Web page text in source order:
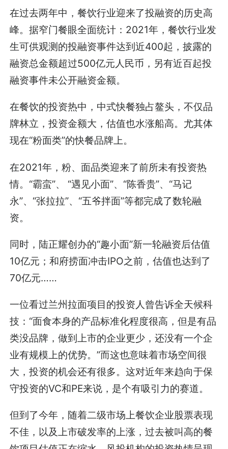
在过去两年中，餐饮行业迎来了投融资的历史高
峰。据窄门餐眼全面统计：2021年，餐饮行业发
生可供观测的投融资事件达到近400起，披露的
融资总金额超过500亿元人民币，另有近百起投
融资事件未公开融资金额。
在餐饮的投资热中，中式快餐独占鳌头，不仅品
牌林立，投资金额大，估值也水涨船高。尤其体
现在“粉面类”的快餐品牌上。
在2021年，粉、面品类迎来了前所未有投资热
情。“霸蛮”、 “遇见小面”、“陈香贵”、“马记
永”、“张拉拉”、“五爷拌面”等都完成了数轮融
资。
同时，陆正耀创办的“趣小面”新一轮融资后估值
10亿元；和府捞面冲击IPO之前，估值也达到了
70亿元……
一位看过兰州拉面项目的投资人曾告诉全天候科
技：“面食本身的产品标准化程度很高，但是有品
类没品牌，做到上市的企业更少，还没有一个企
业有规模上的优势。”而这也意味着市场空间很
大，投资的机会还有很多。这对近年来趋向于保
守投资的VC和PE来说，是个有吸引力的赛道。
但到了今年，随着二级市场上餐饮企业股票表现
不佳，以及上市破发率的上涨，过去被叫高的餐